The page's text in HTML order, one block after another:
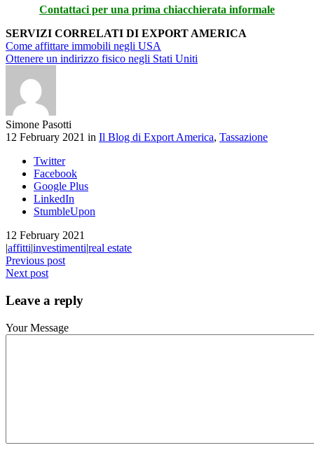
Contattaci per una prima chiacchierata informale
SERVIZI CORRELATI DI EXPORT AMERICA
Come affittare immobili negli USA
Ottenere un indirizzo fisico negli Stati Uniti
Simone Pasotti
12 February 2021 in Il Blog di Export America, Tassazione
Twitter
Facebook
Google Plus
LinkedIn
StumbleUpon
12 February 2021
|affitti|investimenti|real estate
Previous post
Next post
Leave a reply
Your Message